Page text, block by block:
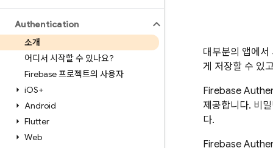
Authentication
소개
어디서 시작할 수 있나요?
Firebase 프로젝트의 사용자
iOS+
Android
Flutter
Web
대부분의 앱에
게 저장할 수 있
Firebase
제공합니다. 비
다.
Firebase